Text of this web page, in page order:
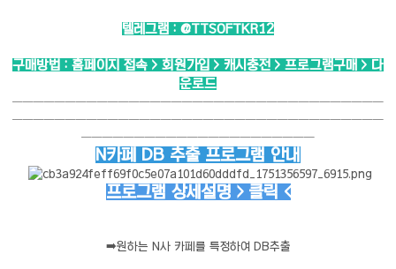
텔레그램 : @TTSOFTKR12
구매방법 : 홈페이지 접속 > 회원가입 > 캐시충전 > 프로그램구매 > 다
운로드
───────────────────────────────────
───────────────────────────────────
──────────────────────
N카페 DB 추출 프로그램 안내
프로그램 상세설명 > 클릭 <
➡️원하는 N사 카페를 특정하여 DB추출